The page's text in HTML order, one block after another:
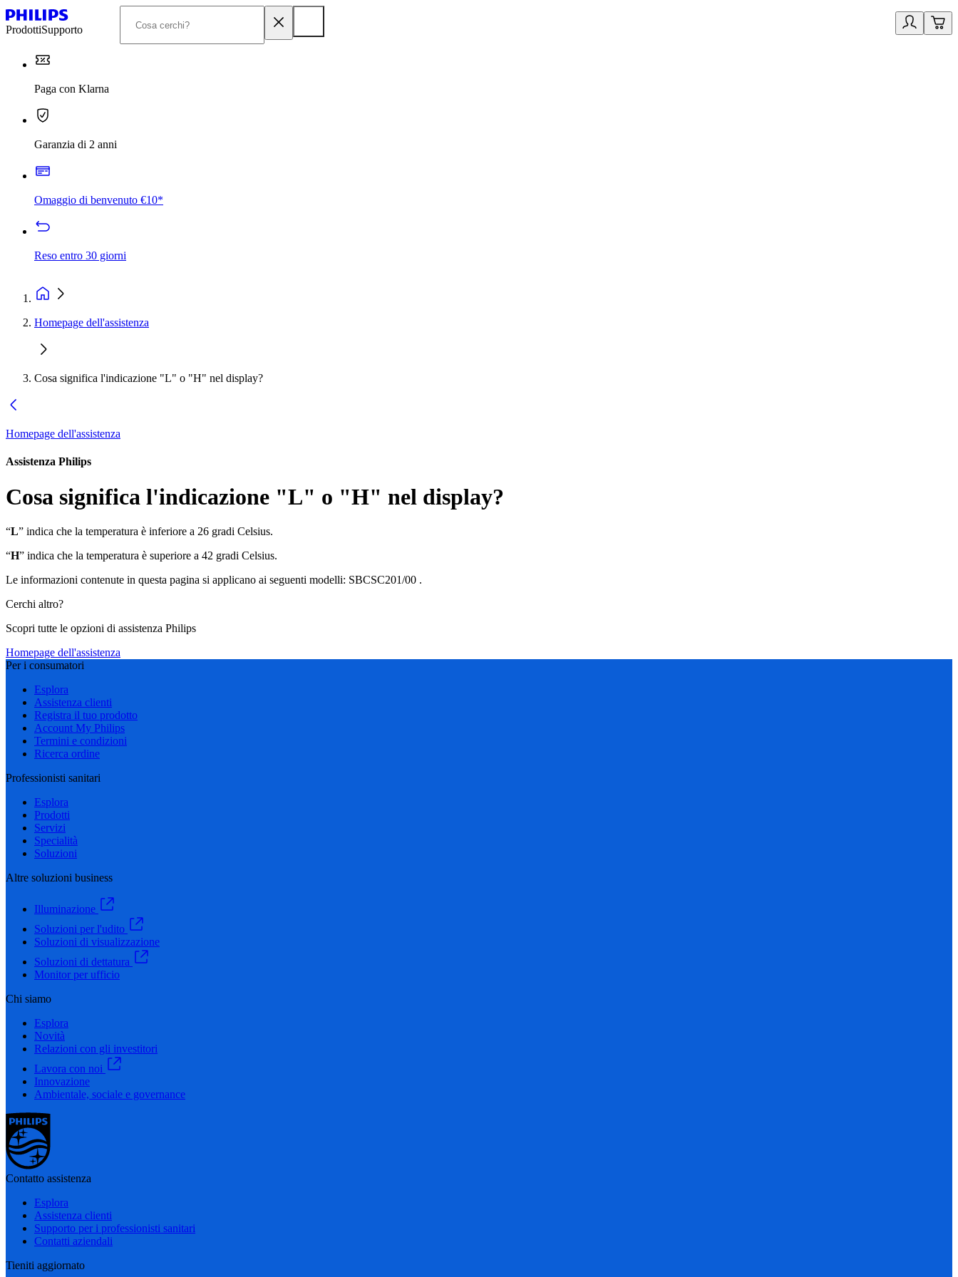
ProdottiSupporto
Paga con Klarna
Garanzia di 2 anni
Omaggio di benvenuto €10*
Reso entro 30 giorni
Homepage dell'assistenza
Cosa significa l'indicazione "L" o "H" nel display?
Homepage dell'assistenza
Assistenza Philips
Cosa significa l'indicazione "L" o "H" nel display?
“L” indica che la temperatura è inferiore a 26 gradi Celsius.
“H” indica che la temperatura è superiore a 42 gradi Celsius.
Le informazioni contenute in questa pagina si applicano ai seguenti modelli: SBCSC201/00 .
Cerchi altro?
Scopri tutte le opzioni di assistenza Philips
Homepage dell'assistenza
Per i consumatori
Esplora
Assistenza clienti
Registra il tuo prodotto
Account My Philips
Termini e condizioni
Ricerca ordine
Professionisti sanitari
Esplora
Prodotti
Servizi
Specialità
Soluzioni
Altre soluzioni business
Illuminazione
Soluzioni per l'udito
Soluzioni di visualizzazione
Soluzioni di dettatura
Monitor per ufficio
Chi siamo
Esplora
Novità
Relazioni con gli investitori
Lavora con noi
Innovazione
Ambientale, sociale e governance
Contatto assistenza
Esplora
Assistenza clienti
Supporto per i professionisti sanitari
Contatti aziendali
Tieniti aggiornato